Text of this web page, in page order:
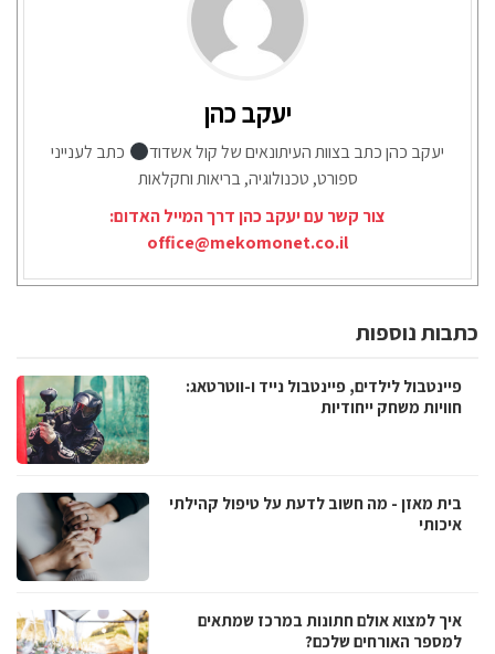
יעקב כהן
יעקב כהן כתב בצוות העיתונאים של קול אשדוד
כתב לענייני
ספורט, טכנולוגיה, בריאות וחקלאות
צור קשר עם יעקב כהן דרך המייל האדום:
office@mekomonet.co.il
כתבות נוספות
פיינטבול לילדים, פיינטבול נייד ו-ווטרטאג:
חוויות משחק ייחודיות
בית מאזן - מה חשוב לדעת על טיפול קהילתי
איכותי
איך למצוא אולם חתונות במרכז שמתאים
למספר האורחים שלכם?